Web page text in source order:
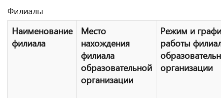
Филиалы
Наименование
филиала
Место
нахождения
филиала
образовательной
организации
Режим и
работы
организации